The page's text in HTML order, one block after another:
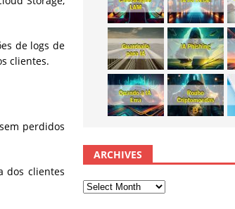
de logs de
clientes.
perdidos
dos clientes
ARCHIVES